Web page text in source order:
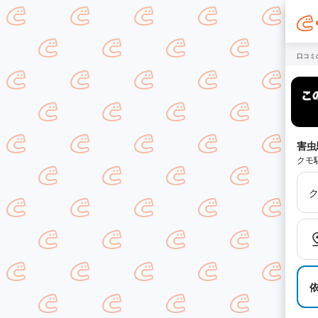
口コミ
害
クモ